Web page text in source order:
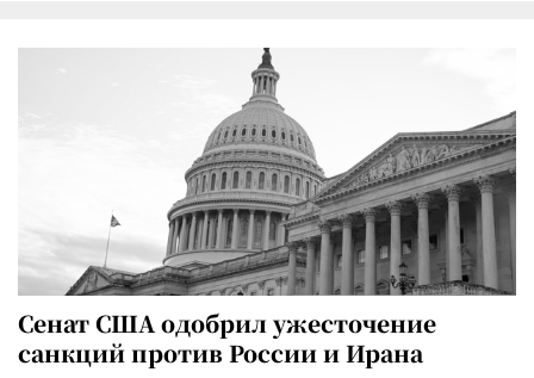
Сенат США одобрил ужесточение
санкций против России и Ирана